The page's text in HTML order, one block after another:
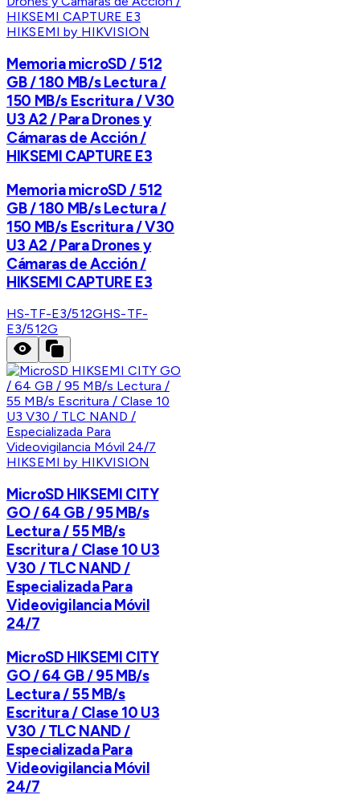
HIKSEMI by HIKVISION
Memoria microSD / 512
GB / 180 MB/s Lectura /
150 MB/s Escritura / V30
U3 A2 / Para Drones y
Cámaras de Acción /
HIKSEMI CAPTURE E3
Memoria microSD / 512
GB / 180 MB/s Lectura /
150 MB/s Escritura / V30
U3 A2 / Para Drones y
Cámaras de Acción /
HIKSEMI CAPTURE E3
HS-TF-E3/512GHS-TF-
E3/512G
HIKSEMI by HIKVISION
MicroSD HIKSEMI CITY
GO / 64 GB / 95 MB/s
Lectura / 55 MB/s
Escritura / Clase 10 U3
V30 / TLC NAND /
Especializada Para
Videovigilancia Móvil
24/7
MicroSD HIKSEMI CITY
GO / 64 GB / 95 MB/s
Lectura / 55 MB/s
Escritura / Clase 10 U3
V30 / TLC NAND /
Especializada Para
Videovigilancia Móvil
24/7